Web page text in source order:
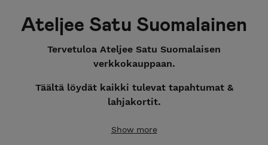
Ateljee Satu Suomalainen
Tervetuloa Ateljee Satu Suomalaisen
verkkokauppaan.
Täältä löydät kaikki tulevat tapahtumat &
lahjakortit.
Seuraavan kuukauden avoimet tapahtumat
Show more